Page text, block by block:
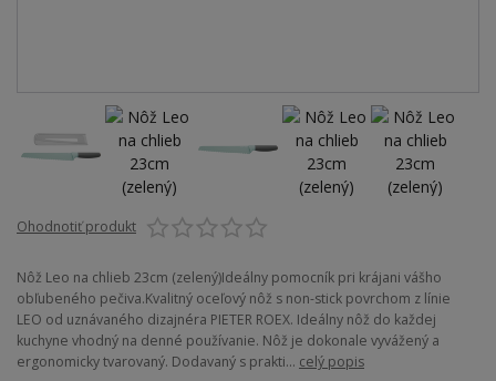
Ohodnotiť produkt
Nôž Leo na chlieb 23cm (zelený)Ideálny pomocník pri krájani vášho
obľubeného pečiva.Kvalitný oceľový nôž s non-stick povrchom z línie
LEO od uznávaného dizajnéra PIETER ROEX. Ideálny nôž do každej
kuchyne vhodný na denné používanie. Nôž je dokonale vyvážený a
ergonomicky tvarovaný. Dodavaný s prakti... celý popis